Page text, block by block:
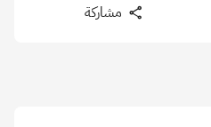
مشاركة